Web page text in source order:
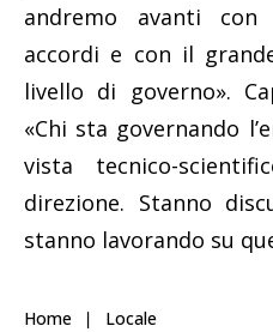
andremo avanti
accordi e con il
livello di governo».
«Chi sta governando
vista tecnico-
direzione. Stanno
stanno lavorando su
Home Locale